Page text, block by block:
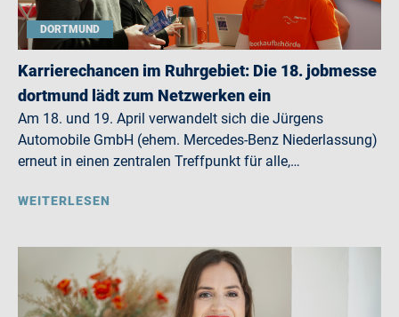
DORTMUND
Karrierechancen im Ruhrgebiet: Die 18. jobmesse
dortmund lädt zum Netzwerken ein
Am 18. und 19. April verwandelt sich die Jürgens
Automobile GmbH (ehem. Mercedes-Benz Niederlassung)
erneut in einen zentralen Treffpunkt für alle,…
WEITERLESEN